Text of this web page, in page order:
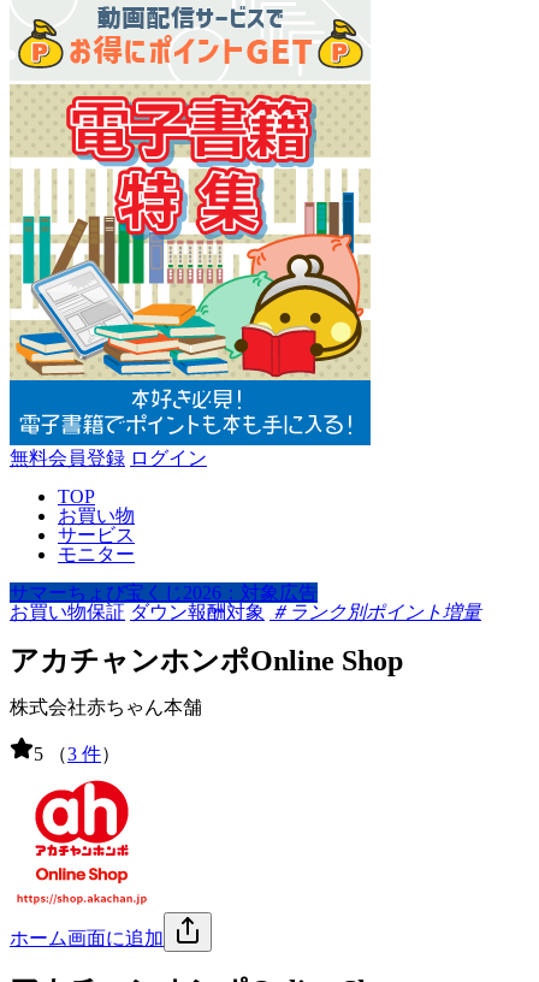
無料会員登録 ログイン
TOP
お買い物
サービス
モニター
サマーちょび宝くじ2026：対象広告
お買い物保証 ダウン報酬対象 ＃ランク別ポイント増量
アカチャンホンポOnline Shop
株式会社赤ちゃん本舗
5 （3 件）
ホーム画面に追加